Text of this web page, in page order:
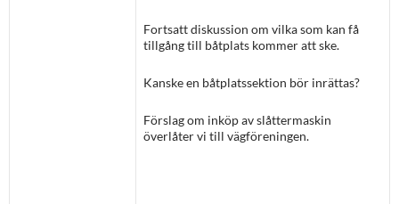
Fortsatt diskussion om vilka som kan få
tillgång till båtplats kommer att ske.
Kanske en båtplatssektion bör inrättas?
Förslag om inköp av slåttermaskin
överlåter vi till vägföreningen.